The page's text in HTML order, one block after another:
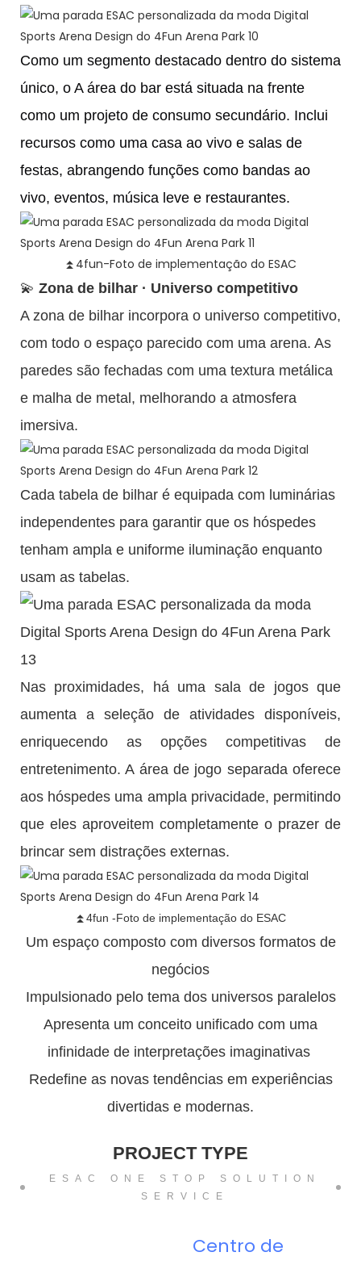
Como um segmento destacado dentro do sistema
único, o A área do bar está situada na frente
como um projeto de consumo secundário. Inclui
recursos como uma casa ao vivo e salas de
festas, abrangendo funções como bandas ao
vivo, eventos, música leve e restaurantes.
⏫4fun-Foto de implementação do ESAC
💫 Zona de bilhar · Universo competitivo
A zona de bilhar incorpora o universo competitivo,
com todo o espaço parecido com uma arena. As
paredes são fechadas com uma textura metálica
e malha de metal, melhorando a atmosfera
imersiva.
Cada tabela de bilhar é equipada com luminárias
independentes para garantir que os hóspedes
tenham ampla e uniforme iluminação enquanto
usam as tabelas.
Nas proximidades, há uma sala de jogos que
aumenta a seleção de atividades disponíveis,
enriquecendo as opções competitivas de
entretenimento. A área de jogo separada oferece
aos hóspedes uma ampla privacidade, permitindo
que eles aproveitem completamente o prazer de
brincar sem distrações externas.
⏫4fun -Foto de implementação do ESAC
Um espaço composto com diversos formatos de
negócios
Impulsionado pelo tema dos universos paralelos
Apresenta um conceito unificado com uma
infinidade de interpretações imaginativas
Redefine as novas tendências em experiências
divertidas e modernas.
PROJECT TYPE
ESAC ONE STOP SOLUTION
SERVICE
Centro de